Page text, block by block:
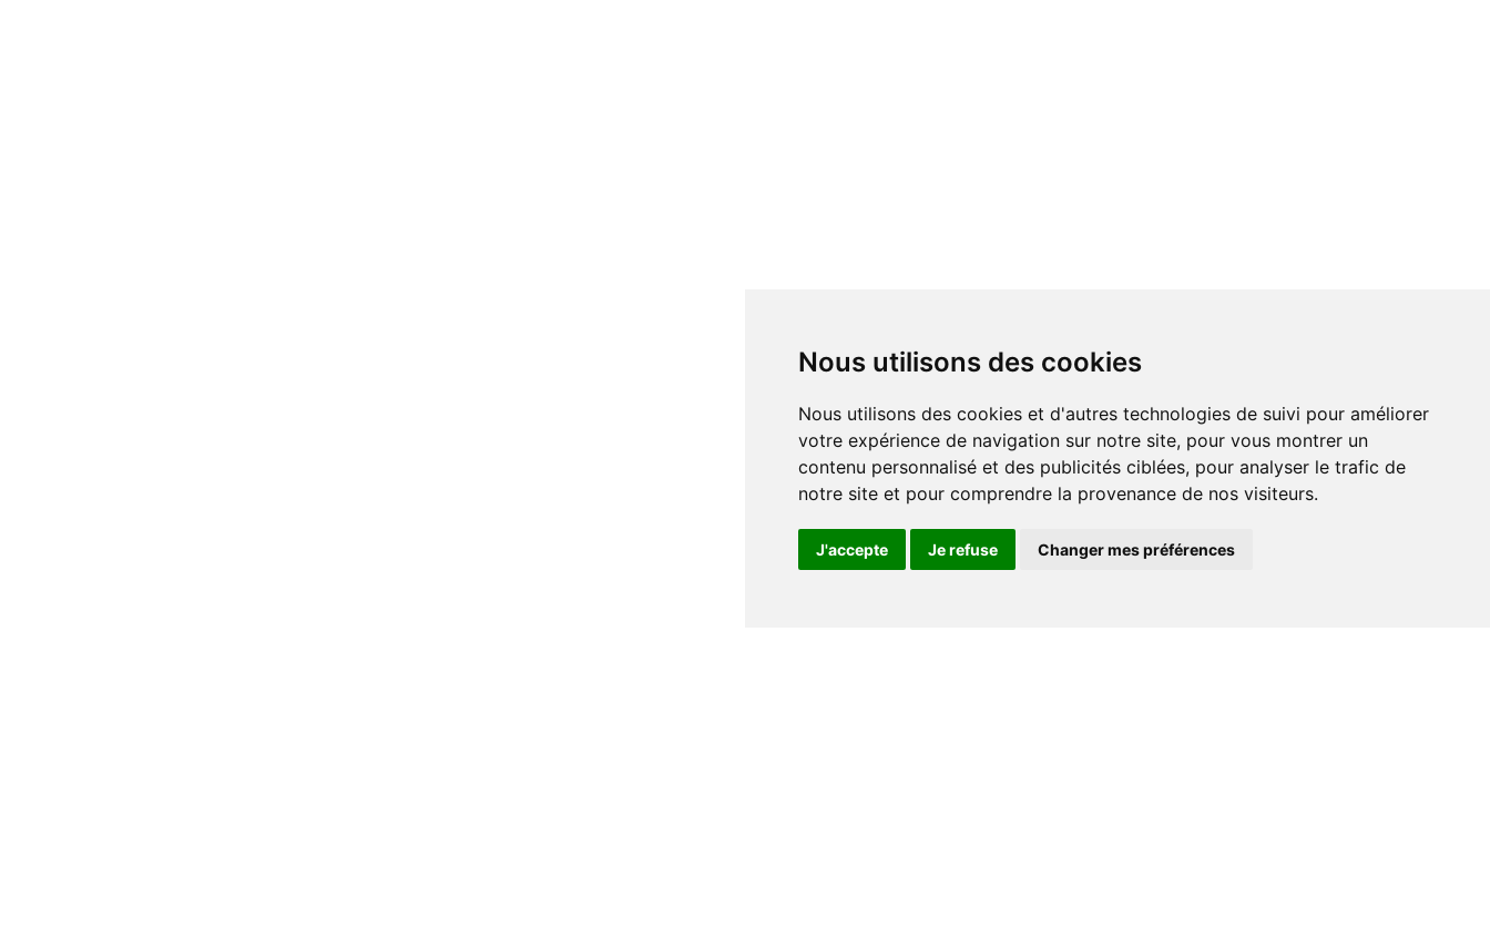
Nous utilisons des cookies
Nous utilisons des cookies et d'autres technologies de suivi pour améliorer
votre expérience de navigation sur notre site, pour vous montrer un
contenu personnalisé et des publicités ciblées, pour analyser le trafic de
notre site et pour comprendre la provenance de nos visiteurs.
J'accepte Je refuse Changer mes préférences